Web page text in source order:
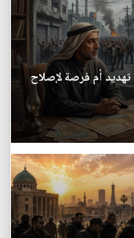
تهديد أم فرصة لإصلاح